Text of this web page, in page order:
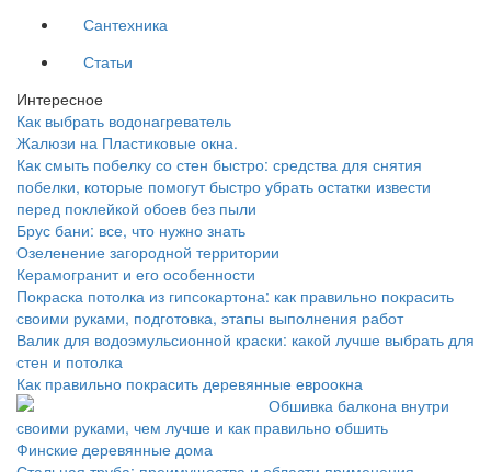
Сантехника
Статьи
Интересное
Как выбрать водонагреватель
Жалюзи на Пластиковые окна.
Как смыть побелку со стен быстро: средства для снятия
побелки, которые помогут быстро убрать остатки извести
перед поклейкой обоев без пыли
Брус бани: все, что нужно знать
Озеленение загородной территории
Керамогранит и его особенности
Покраска потолка из гипсокартона: как правильно покрасить
своими руками, подготовка, этапы выполнения работ
Валик для водоэмульсионной краски: какой лучше выбрать для
стен и потолка
Как правильно покрасить деревянные евроокна
Обшивка балкона внутри
своими руками, чем лучше и как правильно обшить
Финские деревянные дома